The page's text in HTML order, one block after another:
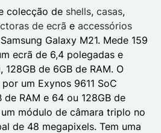
colecção de shells, casas,
de ecrã e accessórios
Galaxy M21. Mede 159
ecrã de 6,4 polegadas e
128GB de 6GB de RAM. O
um Exynos 9611 SoC
RAM e 64 ou 128GB de
módulo de câmara triplo no
de 48 megapixels. Tem uma